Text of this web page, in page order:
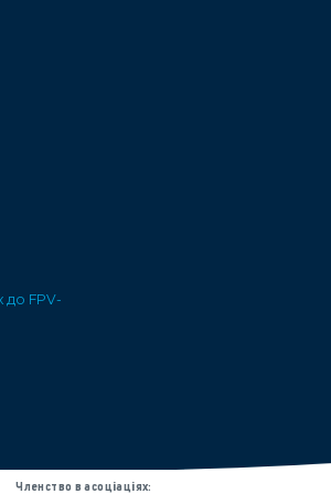
до FPV-
Членство в асоціаціях: